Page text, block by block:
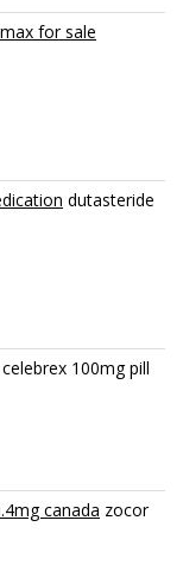
for sale
dutasteride
celebrex 100mg pill
canada zocor